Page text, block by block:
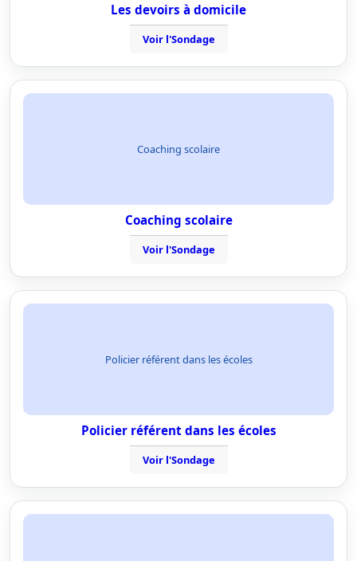
Les devoirs à domicile
Voir l'Sondage
Coaching scolaire
Coaching scolaire
Voir l'Sondage
Policier référent dans les écoles
Policier référent dans les écoles
Voir l'Sondage